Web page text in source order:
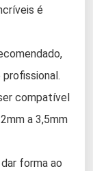
é
compatível
a 3,5mm
forma ao